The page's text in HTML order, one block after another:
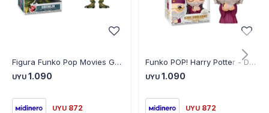
Figura Funko Pop Movies Gremlin con Lentes 3D
UYU 1.090
UYU 872
Funko POP! Harry Potter - Dumbledore w/Baby Harry N° 115
UYU 1.090
UYU 872